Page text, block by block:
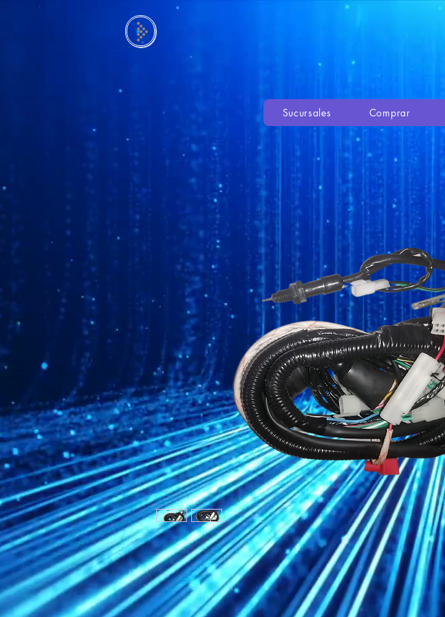
Sucursales Comprar